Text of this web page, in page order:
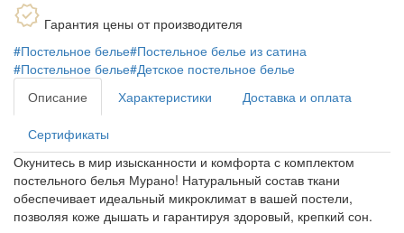
Гарантия цены от производителя
#Постельное белье#Постельное белье из сатина
#Постельное белье#Детское постельное белье
Описание
Характеристики Доставка и оплата
Сертификаты
Окунитесь в мир изысканности и комфорта с комплектом
постельного белья Мурано! Натуральный состав ткани
обеспечивает идеальный микроклимат в вашей постели,
позволяя коже дышать и гарантируя здоровый, крепкий сон.